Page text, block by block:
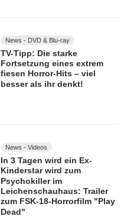
News - DVD & Blu-ray
TV-Tipp: Die starke
Fortsetzung eines extrem
fiesen Horror-Hits – viel
besser als ihr denkt!
News - Videos
In 3 Tagen wird ein Ex-
Kinderstar wird zum
Psychokiller im
Leichenschauhaus: Trailer
zum FSK-18-Horrorfilm "Play
Dead"